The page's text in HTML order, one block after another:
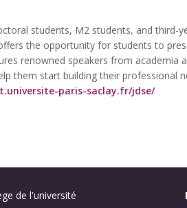
students, M2 students, and
the opportunity for students to
renowned speakers from
them start building their professional
paris-saclay.fr/jdse/
de l'université